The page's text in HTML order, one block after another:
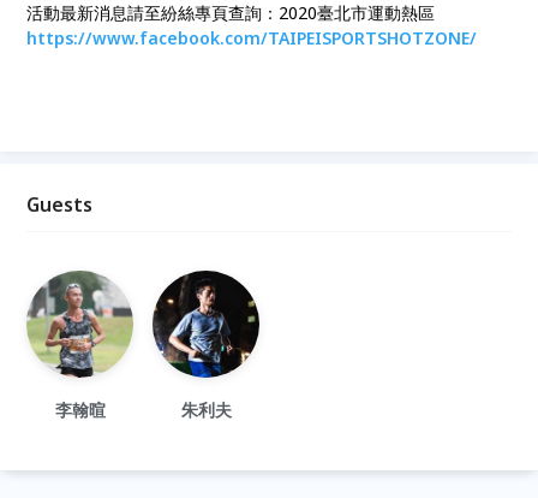
活動最新消息請至紛絲專頁查詢：2020臺北市運動熱區
https://www.facebook.com/TAIPEISPORTSHOTZONE/
Guests
李翰暄 朱利夫